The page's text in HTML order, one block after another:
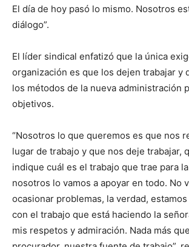
El día de hoy pasó lo mismo. Nosotros
diálogo”.
El líder sindical enfatizó que la única
organización es que los dejen trabajar y
los métodos de la nueva administración
objetivos.
“Nosotros lo que queremos es que nos
lugar de trabajo y que nos deje trabajar,
indique cuál es el trabajo que trae para
nosotros lo vamos a apoyar en todo. No
ocasionar problemas, la verdad,
con el trabajo que está haciendo la
mis respetos y admiración. Nada más